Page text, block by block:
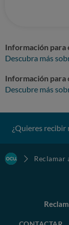
Información para
Descubra más
Información para
Descubre más
¿Quieres
Reclamar